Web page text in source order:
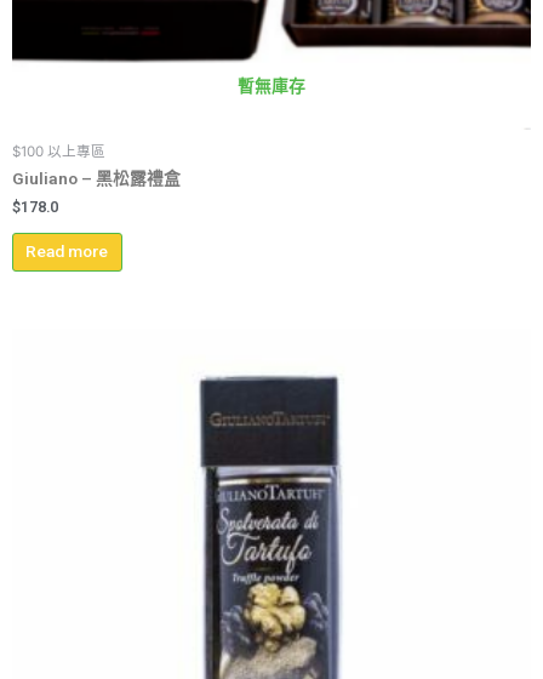
暫無庫存
$100 以上專區
Giuliano – 黑松露禮盒
$178.0
Read more